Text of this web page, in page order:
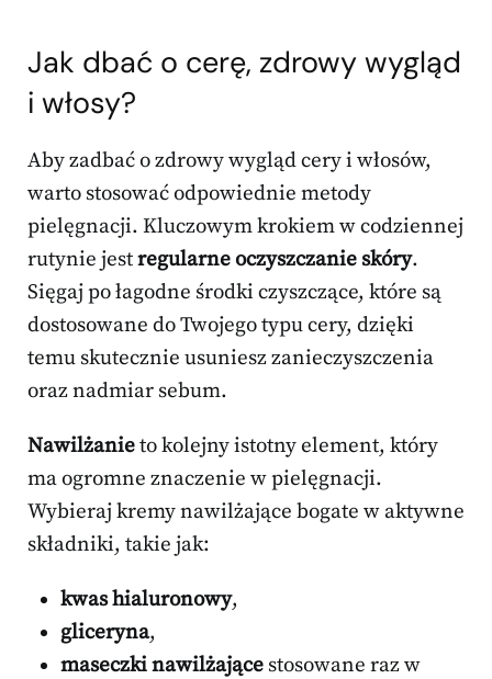
Jak dbać o cerę, zdrowy wygląd
i włosy?
Aby zadbać o zdrowy wygląd cery i włosów,
warto stosować odpowiednie metody
pielęgnacji. Kluczowym krokiem w codziennej
rutynie jestregularne oczyszczanie skóry.
Sięgaj po łagodne środki czyszczące, które są
dostosowane do Twojego typu cery, dzięki
temu skutecznie usuniesz zanieczyszczenia
oraz nadmiar sebum.
Nawilżanieto kolejny istotny element, który
ma ogromne znaczenie w pielęgnacji.
Wybieraj kremy nawilżające bogate w aktywne
składniki, takie jak:
kwas hialuronowy,
gliceryna,
maseczki nawilżające stosowane raz w